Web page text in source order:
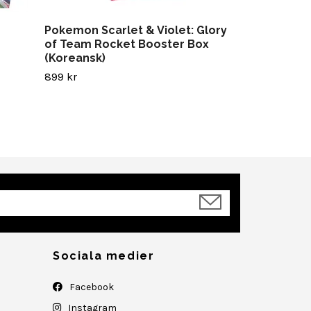
Pokemon Scarlet & Violet: Glory
of Team Rocket Booster Box
(Koreansk)
899 kr
Sociala medier
Facebook
Instagram